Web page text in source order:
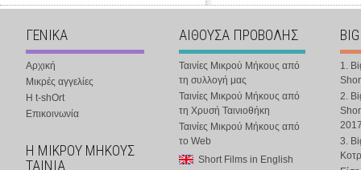
ΓΕΝΙΚΑ
Αρχική
Μικρές αγγελίες
Η t-shOrt
Επικοινωνία
Η ΜΙΚΡΟΥ ΜΗΚΟΥΣ
ΤΑΙΝΙΑ
ΑΙΘΟΥΣΑ ΠΡΟΒΟΛΗΣ
Ταινίες Μικρού Μήκους από
τη συλλογή μας
Ταινίες Μικρού Μήκους από
τη Χρυσή Ταινιοθήκη
Ταινίες Μικρού Μήκους από
το Web
Short Films in English
1.
2.
3.